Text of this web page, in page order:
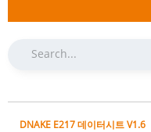
DNAKE E217 데이터시트 V1.6